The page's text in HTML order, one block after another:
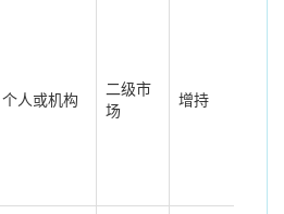
个人或机构
二级市
场
增持